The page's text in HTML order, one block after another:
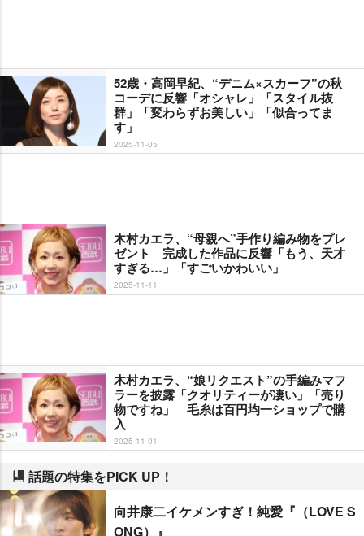
52歳・高岡早紀、“デニム×スカーフ”の秋
コーデに反響「オシャレ」「スタイル抜
群」「変わらずお美しい」「似合ってま
す」
2025-11-05
木村カエラ、“母親へ”手作り編み物をプレ
ゼント 完成した作品に反響「もう、天才
すぎる…」「すごいかわいい」
2025-11-11
木村カエラ、“娘リクエスト”の手編みマフ
ラーを披露「クオリティーが凄い」「売り
物ですね」 毛糸は百円均一ショップで購
入
2025-11-01
話題の特集をPICK UP！
向井康二イケメンすぎ！純愛『（LOVE S
ONG）』